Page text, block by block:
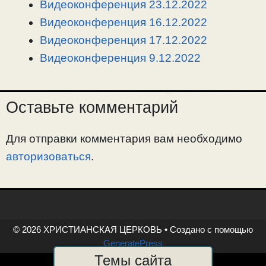
Видеоконференция 23.12.2022
Видеоконференция 16.12.2022
Видеоконференция 17.12.2022
Видеоконференция 9.12.2022
Оставьте комментарий
Для отправки комментария вам необходимо
авторизоваться.
© 2026 ХРИСТИАНСКАЯ ЦЕРКОВЬ • Создано с помощью
GeneratePress
Темы сайта